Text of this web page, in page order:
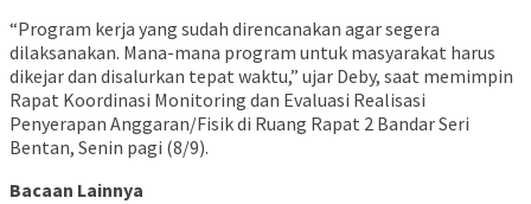
“Program kerja yang sudah direncanakan agar segera
dilaksanakan. Mana-mana program untuk masyarakat harus
dikejar dan disalurkan tepat waktu,” ujar Deby, saat memimpin
Rapat Koordinasi Monitoring dan Evaluasi Realisasi
Penyerapan Anggaran/Fisik di Ruang Rapat 2 Bandar Seri
Bentan, Senin pagi (8/9).
Bacaan Lainnya